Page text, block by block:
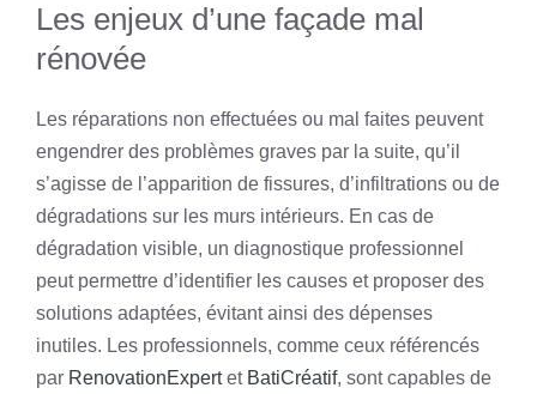
Les enjeux d’une façade mal
rénovée
Les réparations non effectuées ou mal faites peuvent
engendrer des problèmes graves par la suite, qu’il
s’agisse de l’apparition de fissures, d’infiltrations ou de
dégradations sur les murs intérieurs. En cas de
dégradation visible, un diagnostique professionnel
peut permettre d’identifier les causes et proposer des
solutions adaptées, évitant ainsi des dépenses
inutiles. Les professionnels, comme ceux référencés
par RenovationExpertet BatiCréatif, sont capables de